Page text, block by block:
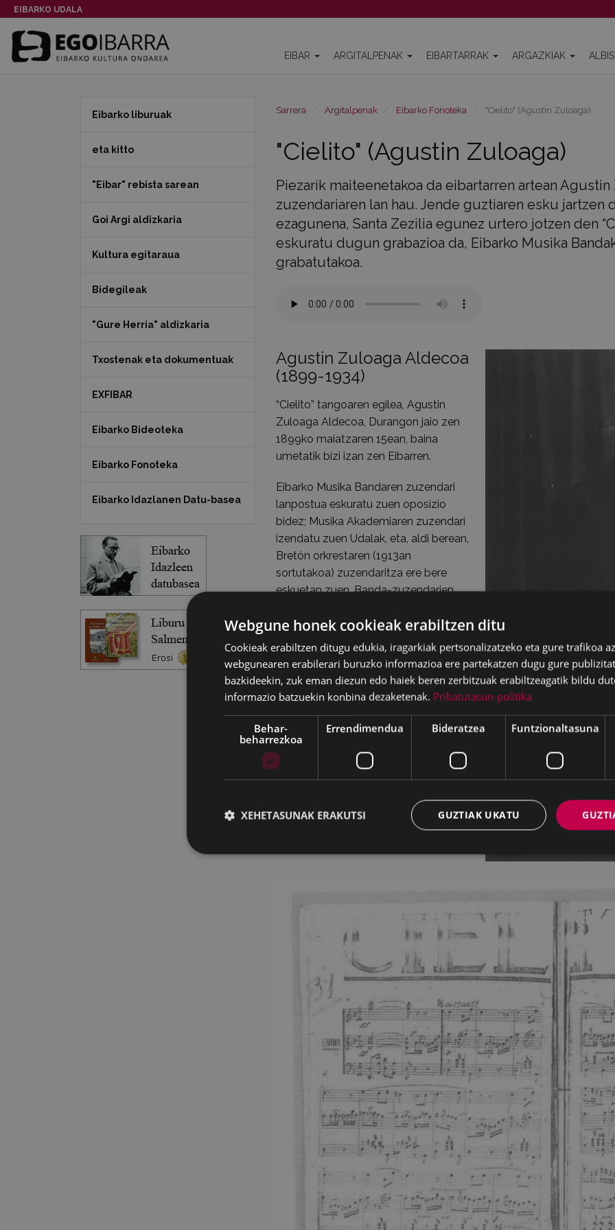
EIBARKO UDALA
EIBAR ARGITALPENAK EIBARTARRAK ARGAZKIAK
Sarrera Argitalpenak Eibarko Fonoteka "Cielito" (Agustin Zuloaga)
"Cielito" (Agustin Zuloaga)
Piezarik maiteenetakoa da eibartarren artean
zuzendariaren lan hau. Jende guztiaren esku
ezagunena, Santa Zezilia egunez urtero jotzen den
eskuratu dugun grabazioa da, Eibarko Musika
grabatutakoa.
Agustin Zuloaga Aldecoa
(1899-1934)
“Cielito” tangoaren egilea, Agustin
Zuloaga Aldecoa, Durangon jaio zen
1899ko maiatzaren 15ean, baina
umetatik bizi izan zen Eibarren.
Eibarko Musika Bandaren zuzendari
lanpostua eskuratu zuen oposizio
bidez; Musika Akademiaren zuzendari
izendatu zuen Udalak, eta, aldi berean,
Bretón orkrestaren (1913an
sortutakoa) zuzendaritza ere bere
eskuetan zuen. Banda-zuzendarien
musika-alorrean gauza asko egiteko
zituen banda-zuzendari bikaina.
Eibarko liburuak
eta kitto
"Eibar" rebista sarean
Goi Argi aldizkaria
Kultura egitaraua
Bidegileak
"Gure Herria" aldizkaria
Txostenak eta dokumentuak
EXFIBAR
Eibarko Bideoteka
Eibarko Fonoteka
Eibarko Idazlanen Datu-basea
Webgune honek cookieak erabiltzen ditu
Cookieak erabiltzen ditugu edukia, iragarkiak pertsonalizatzeko eta gure trafikoa
webgunearen erabilerari buruzko informazioa ere partekatzen dugu gure
bazkideekin, zuk eman diezun edo haiek beren zerbitzuak erabiltzeagatik bildu
informazio batzuekin konbina dezaketenak. Pribatutasun-politika
Behar-
beharrezkoa
Errendimendua Bideratzea Funtzionaltasuna
GUZTIAK UKATU
XEHETASUNAK ERAKUTSI